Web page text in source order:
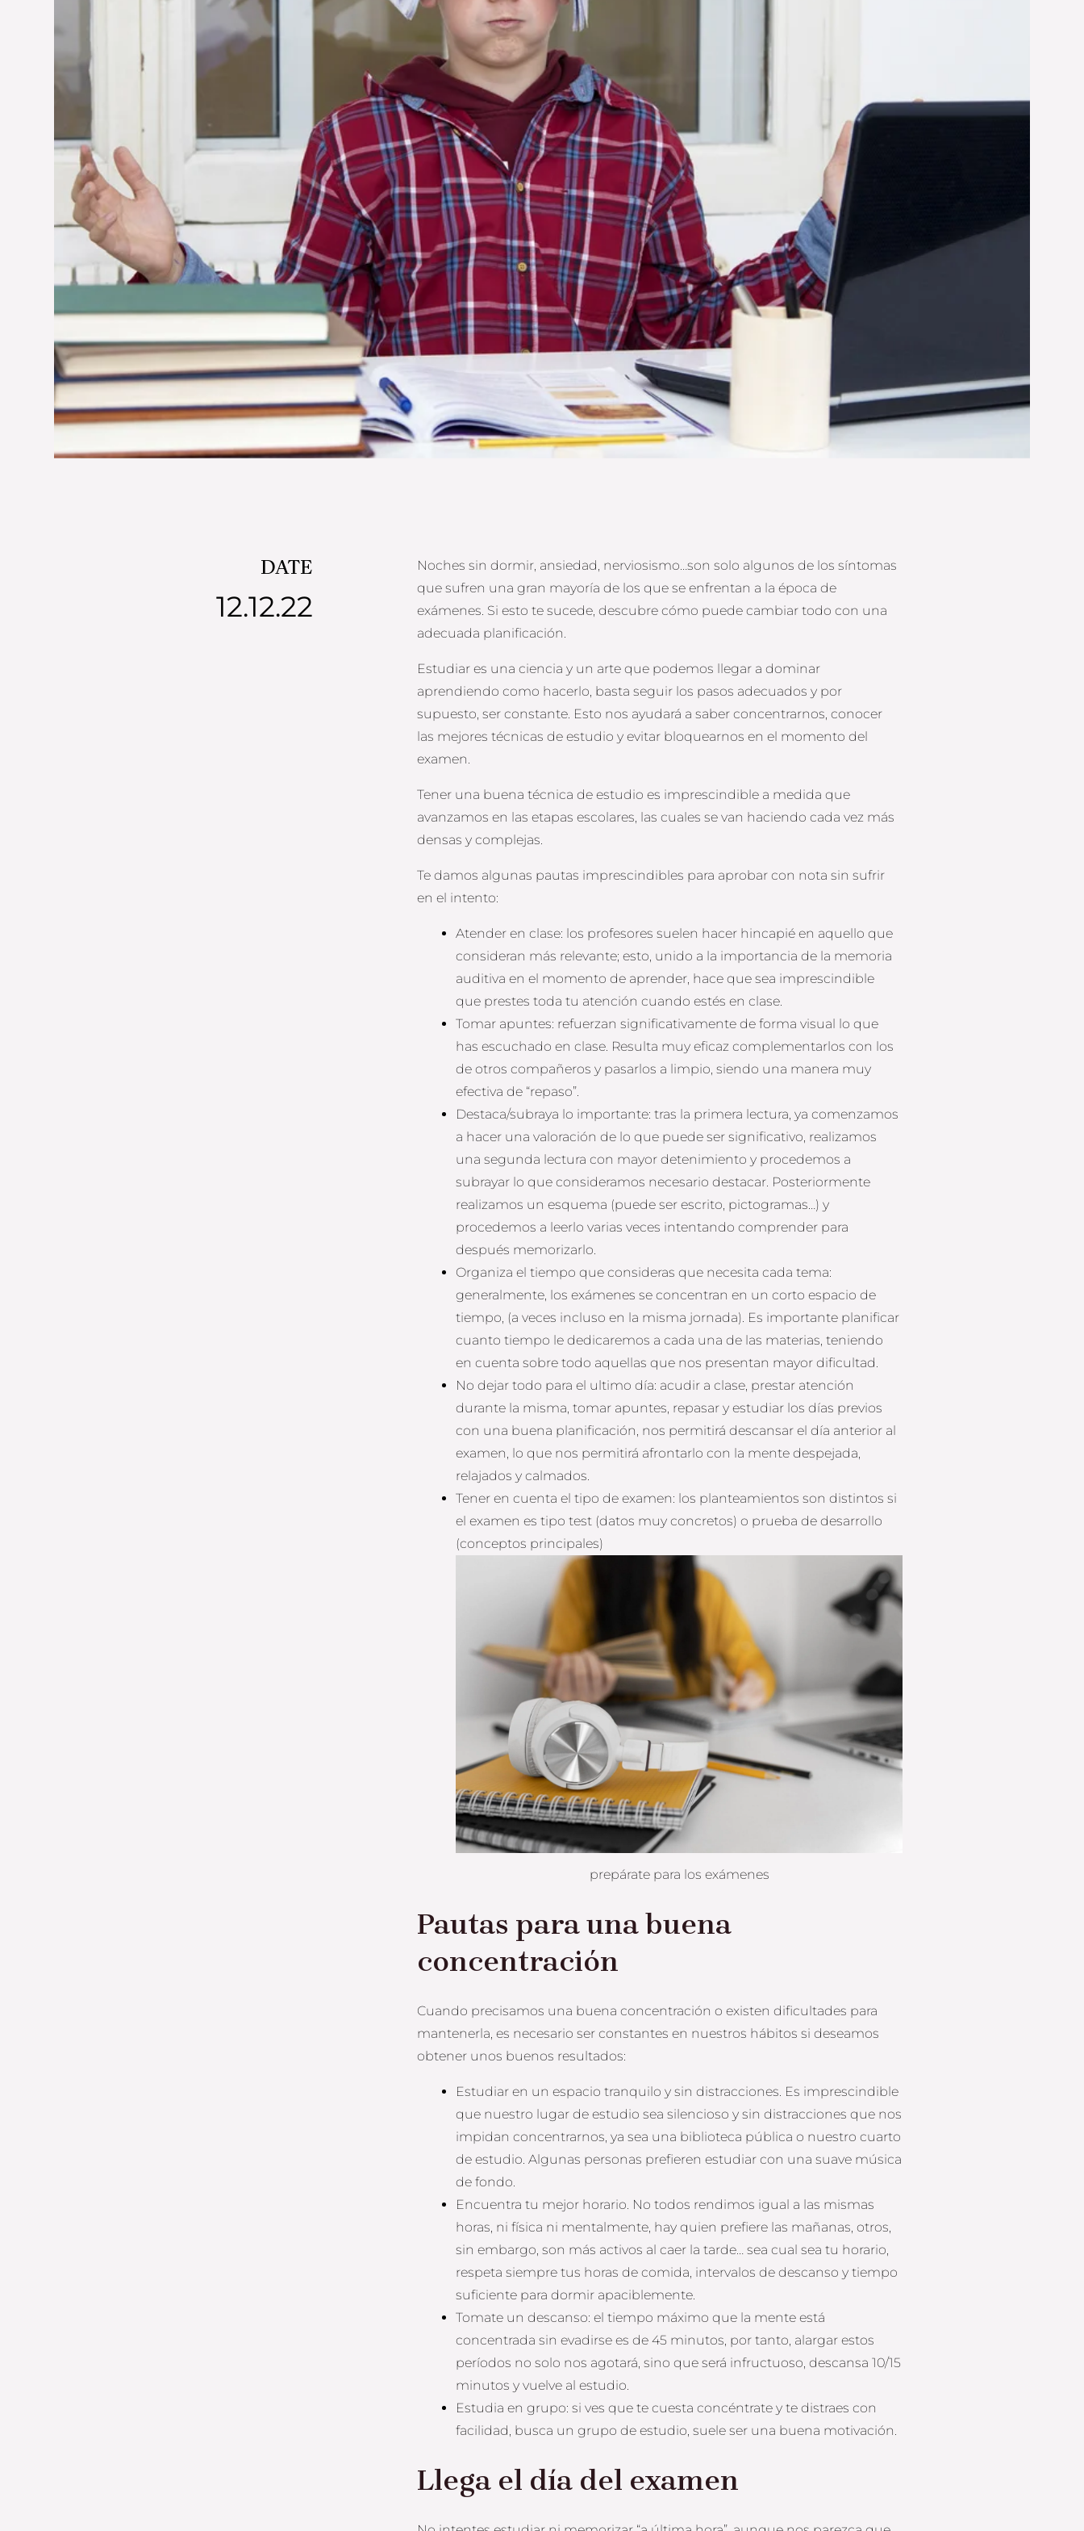
DATE
12.12.22
Noches sin dormir, ansiedad, nerviosismo…son solo algunos de los síntomas
que sufren una gran mayoría de los que se enfrentan a la época de
exámenes. Si esto te sucede, descubre cómo puede cambiar todo con una
adecuada planificación.
Estudiar es una ciencia y un arte que podemos llegar a dominar
aprendiendo como hacerlo, basta seguir los pasos adecuados y por
supuesto, ser constante. Esto nos ayudará a saber concentrarnos, conocer
las mejores técnicas de estudio y evitar bloquearnos en el momento del
examen.
Tener una buena técnica de estudio es imprescindible a medida que
avanzamos en las etapas escolares, las cuales se van haciendo cada vez más
densas y complejas.
Te damos algunas pautas imprescindibles para aprobar con nota sin sufrir
en el intento:
Atender en clase: los profesores suelen hacer hincapié en aquello que
consideran más relevante; esto, unido a la importancia de la memoria
auditiva en el momento de aprender, hace que sea imprescindible
que prestes toda tu atención cuando estés en clase.
Tomar apuntes: refuerzan significativamente de forma visual lo que
has escuchado en clase. Resulta muy eficaz complementarlos con los
de otros compañeros y pasarlos a limpio, siendo una manera muy
efectiva de “repaso”.
Destaca/subraya lo importante: tras la primera lectura, ya comenzamos
a hacer una valoración de lo que puede ser significativo, realizamos
una segunda lectura con mayor detenimiento y procedemos a
subrayar lo que consideramos necesario destacar. Posteriormente
realizamos un esquema (puede ser escrito, pictogramas…) y
procedemos a leerlo varias veces intentando comprender para
después memorizarlo.
Organiza el tiempo que consideras que necesita cada tema:
generalmente, los exámenes se concentran en un corto espacio de
tiempo, (a veces incluso en la misma jornada). Es importante planificar
cuanto tiempo le dedicaremos a cada una de las materias, teniendo
en cuenta sobre todo aquellas que nos presentan mayor dificultad.
No dejar todo para el ultimo día: acudir a clase, prestar atención
durante la misma, tomar apuntes, repasar y estudiar los días previos
con una buena planificación, nos permitirá descansar el día anterior al
examen, lo que nos permitirá afrontarlo con la mente despejada,
relajados y calmados.
Tener en cuenta el tipo de examen: los planteamientos son distintos si
el examen es tipo test (datos muy concretos) o prueba de desarrollo
(conceptos principales)
prepárate para los exámenes
Pautas para una buena
concentración
Cuando precisamos una buena concentración o existen dificultades para
mantenerla, es necesario ser constantes en nuestros hábitos si deseamos
obtener unos buenos resultados:
Estudiar en un espacio tranquilo y sin distracciones. Es imprescindible
que nuestro lugar de estudio sea silencioso y sin distracciones que nos
impidan concentrarnos, ya sea una biblioteca pública o nuestro cuarto
de estudio. Algunas personas prefieren estudiar con una suave música
de fondo.
Encuentra tu mejor horario. No todos rendimos igual a las mismas
horas, ni física ni mentalmente, hay quien prefiere las mañanas, otros,
sin embargo, son más activos al caer la tarde… sea cual sea tu horario,
respeta siempre tus horas de comida, intervalos de descanso y tiempo
suficiente para dormir apaciblemente.
Tomate un descanso: el tiempo máximo que la mente está
concentrada sin evadirse es de 45 minutos, por tanto, alargar estos
períodos no solo nos agotará, sino que será infructuoso, descansa 10/15
minutos y vuelve al estudio.
Estudia en grupo: si ves que te cuesta concéntrate y te distraes con
facilidad, busca un grupo de estudio, suele ser una buena motivación.
Llega el día del examen